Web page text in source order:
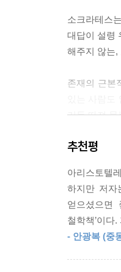
--- 「48강
사람들은 생
살 수 있다
소크라테스
대답이 설령
해주지 않는,
존재의 근본
거듭 따져 묻
얻고, 무엇을
중국 최대
푸단 대학교
《하루 10분
원고를 정
정신’이라는
추천평
아리스토텔
하지만 저자
얻으셨으면
철학책’이다
- 안광복 (중